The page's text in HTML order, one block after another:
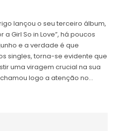
lançou o seu terceiro álbum,
a Girl So in Love”, há poucos
e a verdade é que
singles, torna-se evidente que
uma viragem crucial na sua
logo a atenção no…